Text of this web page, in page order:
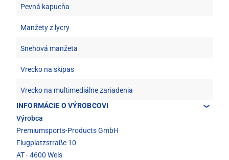
Pevná kapucňa
Manžety z lycry
Snehová manžeta
Vrecko na skipas
Vrecko na multimediálne zariadenia
INFORMÁCIE O VÝROBCOVI
Výrobca
Premiumsports-Products GmbH
Flugplatzstraße 10
AT - 4600 Wels